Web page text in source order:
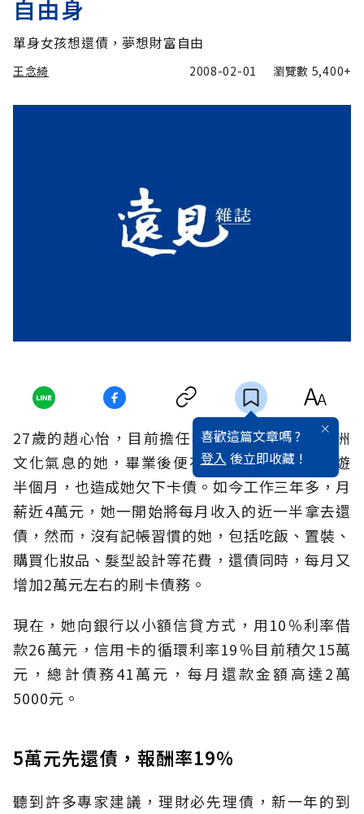
自由身
單身女孩想還債，夢想財富自由
王念綺 2008-02-01 瀏覽數 5,400+
喜歡這篇文章嗎 ?
登入 後立即收藏 !
27歲的趙心怡，目前擔任科技業業務，熱愛歐洲
文化氣息的她，畢業後便花費10萬元到歐洲旅遊
半個月，也造成她欠下卡債。如今工作三年多，月
薪近4萬元，她一開始將每月收入的近一半拿去還
債，然而，沒有記帳習慣的她，包括吃飯、置裝、
購買化妝品、髮型設計等花費，還債同時，每月又
增加2萬元左右的刷卡債務。
現在，她向銀行以小額信貸方式，用10％利率借
款26萬元，信用卡的循環利率19％目前積欠15萬
元，總計債務41萬元，每月還款金額高達2萬
5000元。
5萬元先還債，報酬率19％
聽到許多專家建議，理財必先理債，新一年的到